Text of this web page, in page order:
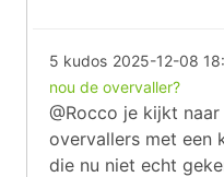
5 kudos 2025-12-08
nou de overvaller?
@Rocco je kijkt
overvallers met een
die nu niet echt